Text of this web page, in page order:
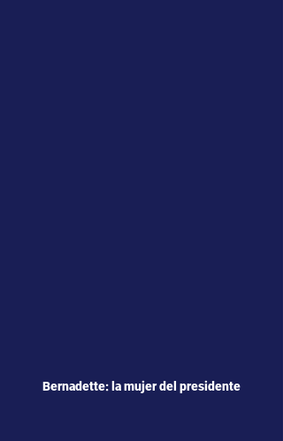
Bernadette: la mujer del presidente